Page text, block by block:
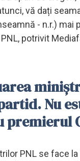
vă dați
- n.r.) mai
potrivit
Nu
premierul
PNL se face